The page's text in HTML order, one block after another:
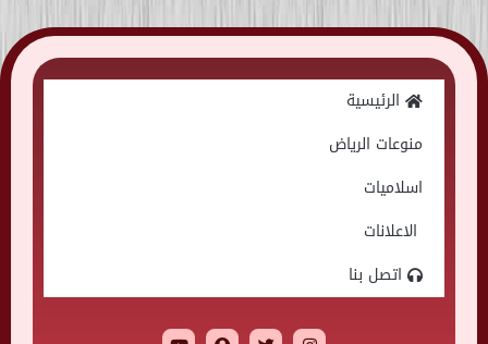
Skip
to
الرئيسية
منوعات الرياض
اسلاميات
الاعلانات
اتصل بنا